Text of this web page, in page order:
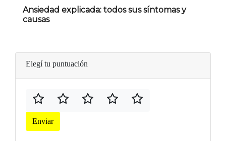
Ansiedad explicada: todos sus síntomas y
causas
Elegí tu puntuación
Enviar